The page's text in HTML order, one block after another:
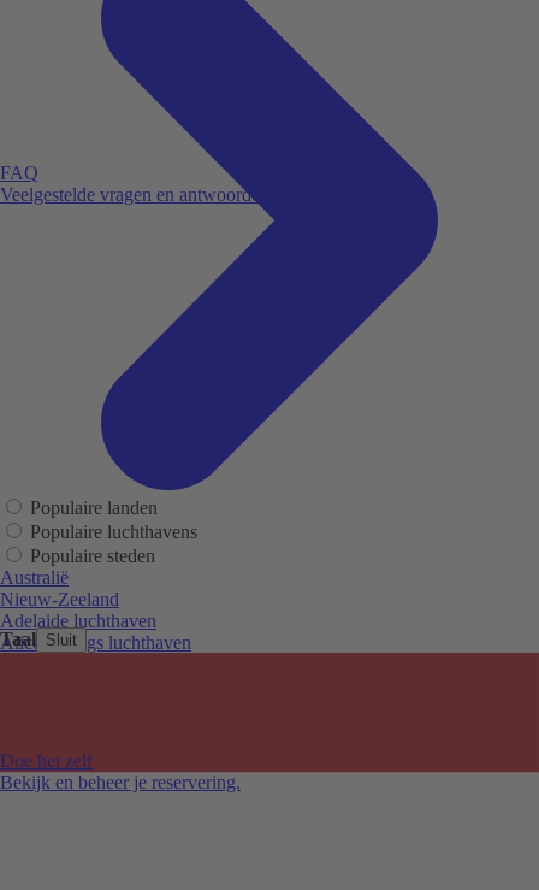
Taal Sluit
FAQ
Veelgestelde vragen en antwoorden.
Doe het zelf
Bekijk en beheer je reservering.
Populaire landen
Populaire luchthavens
Populaire steden
Australië
Nieuw-Zeeland
Adelaide luchthaven
Alice Springs luchthaven
Melbourne Tullamarine luchthaven
Perth luchthaven
Sydney luchthaven